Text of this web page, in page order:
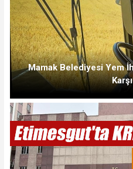
Mamak Belediyesi Yem